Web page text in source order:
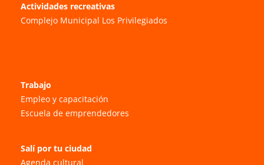
Actividades recreativas
Complejo Municipal Los Privilegiados
Trabajo
Empleo y capacitación
Escuela de emprendedores
Salí por tu ciudad
Agenda cultural